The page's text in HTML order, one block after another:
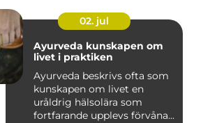
02. jul
Ayurveda kunskapen om
livet i praktiken
Ayurveda beskrivs ofta som
kunskapen om livet en
uråldrig hälsolära som
fortfarande upplevs förvåna...